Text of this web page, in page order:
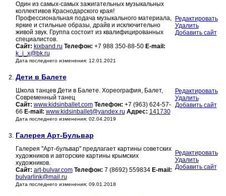
Один из самых-самых зажигательных музыкальных
коллективов Краснодарского края!
Профессиональная подача музыкального материала,
яркие и стильные образы, драйв и исключительно
живой звук. Группа состоит из квалифицированных
специалистов.
Сайт: kixband.ru Телефон: +7 988 350-88-50 E-mail:
k_i_x@bk.ru
Дата последнего изменения: 12.01.2021
Редактировать
Удалить
Добавить сайт
2. Дети в Балете
Школа танцев Дети в Балете. Хореография, Балет,
Современный танец
Сайт: www.kidsinballet.com Телефон: +7 (963) 624-57-
66 E-mail: www.kidsinballet@yandex.ru Адрес: 141730
Дата последнего изменения: 02.04.2019
Редактировать
Удалить
Добавить сайт
3. Галерея Арт-Бульвар
Галерея "Арт-бульвар" предлагает картины советских
художников и авторские картины крымских
художников.
Сайт: art-bulvar.com Телефон: 7 (8692) 559834 E-mail:
bulvarlink@mail.ru
Дата последнего изменения: 09.01.2018
Редактировать
Удалить
Добавить сайт